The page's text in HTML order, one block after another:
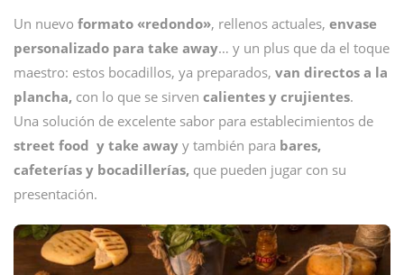
Un nuevo formato «redondo», rellenos actuales, envase
personalizado para take away… y un plus que da el toque
maestro: estos bocadillos, ya preparados, van directos a la
plancha, con lo que se sirven calientes y crujientes.
Una solución de excelente sabor para establecimientos de
street food y take away y también para bares,
cafeterías y bocadillerías, que pueden jugar con su
presentación.